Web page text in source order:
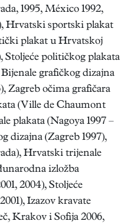
1995, México 1992,
Hrvatski sportski plakat
plakat u Hrvatskoj
Stoljeće političkog plakata
grafičkog dizajna
Zagreb očima grafičara
(Ville de Chaumont
plakata (Nagoya 1997 –
dizajna (Zagreb 1997),
Hrvatski trijenale
izložba
2004), Stoljeće
Izazov kravate
Krakov i Sofija 2006,